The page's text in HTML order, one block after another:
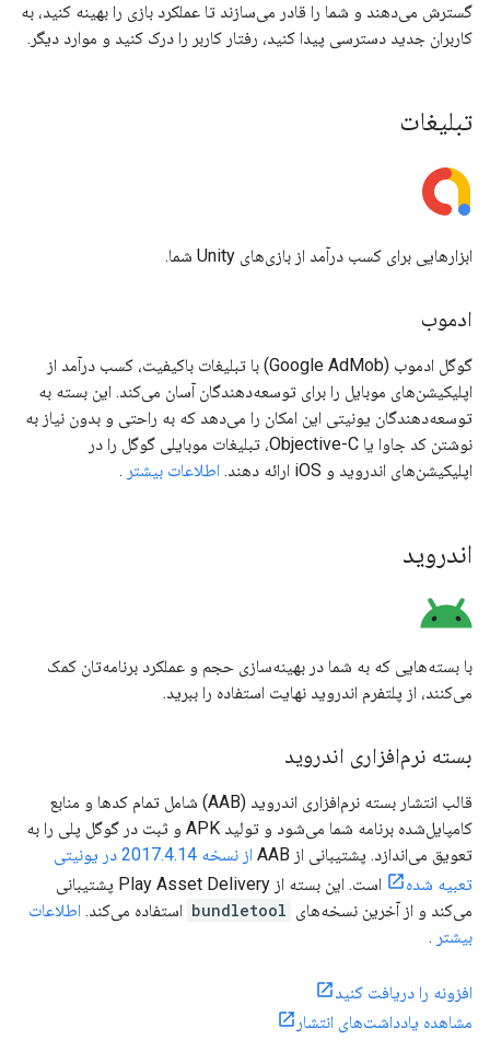
گسترش می‌دهند و شما را قادر می‌سازند تا عملکرد بازی را بهینه کنید، به
کاربران جدید دسترسی پیدا کنید، رفتار کاربر را درک کنید و موارد دیگر.
تبلیغات
ابزارهایی برای کسب درآمد از بازی‌های Unity شما.
ادموب
گوگل ادموب (Google AdMob) با تبلیغات باکیفیت، کسب درآمد از
اپلیکیشن‌های موبایل را برای توسعه‌دهندگان آسان می‌کند. این بسته به
توسعه‌دهندگان یونیتی این امکان را می‌دهد که به راحتی و بدون نیاز به
نوشتن کد جاوا یا Objective-C، تبلیغات موبایلی گوگل را در
اپلیکیشن‌های اندروید و iOS ارائه دهند.
اطلاعات بیشتر .
اندروید
با بسته‌هایی که به شما در بهینه‌سازی حجم و عملکرد برنامه‌تان کمک
می‌کنند، از پلتفرم اندروید نهایت استفاده را ببرید.
بسته نرم‌افزاری اندروید
قالب انتشار بسته نرم‌افزاری اندروید (AAB) شامل تمام کدها و منابع
کامپایل‌شده برنامه شما می‌شود و تولید APK و ثبت در گوگل پلی را به
تعویق می‌اندازد. پشتیبانی از AAB
از نسخه 2017.4.14 در یونیتی
تعبیه شده
است. این بسته از Play Asset Delivery پشتیبانی
می‌کند و از آخرین نسخه‌های bundletool استفاده می‌کند. اطلاعات
بیشتر .
افزونه را دریافت کنید
مشاهده یادداشت‌های انتشار